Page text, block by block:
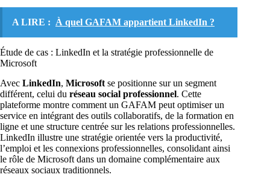
A LIRE : À quel GAFAM appartient LinkedIn ?
Étude de cas : LinkedIn et la stratégie professionnelle de
Microsoft
Avec LinkedIn, Microsoft se positionne sur un segment
différent, celui du réseau social professionnel. Cette
plateforme montre comment un GAFAM peut optimiser un
service en intégrant des outils collaboratifs, de la formation en
ligne et une structure centrée sur les relations professionnelles.
LinkedIn illustre une stratégie orientée vers la productivité,
l’emploi et les connexions professionnelles, consolidant ainsi
le rôle de Microsoft dans un domaine complémentaire aux
réseaux sociaux traditionnels.